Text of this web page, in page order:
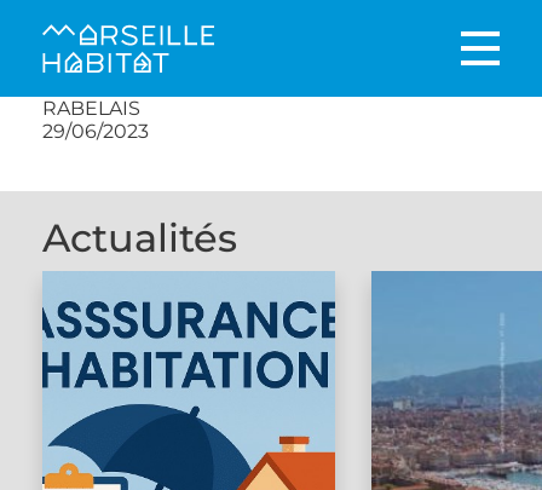
RABELAIS
29/06/2023
Actualités